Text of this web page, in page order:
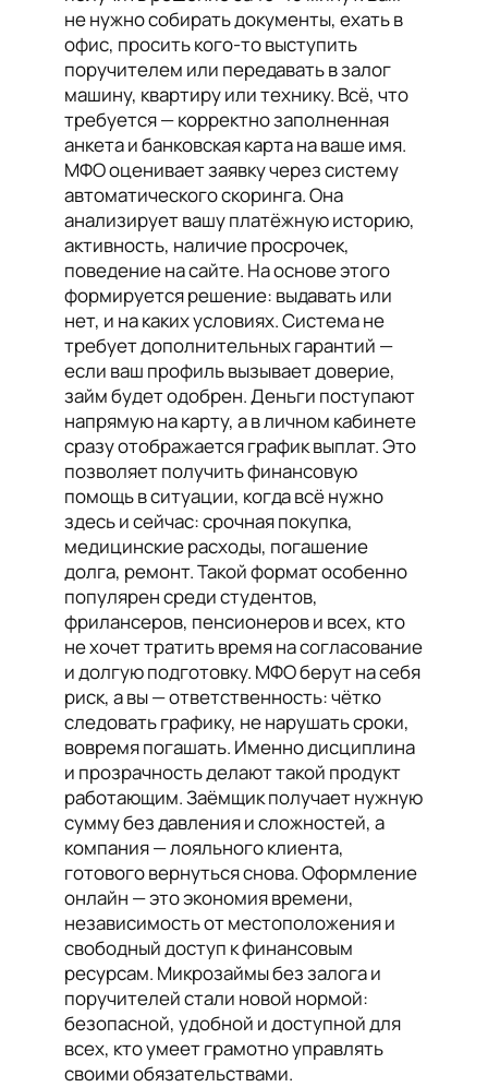
не нужно собирать документы, ехать в
офис, просить кого-то выступить
поручителем или передавать в залог
машину, квартиру или технику. Всё, что
требуется — корректно заполненная
анкета и банковская карта на ваше имя.
МФО оценивает заявку через систему
автоматического скоринга. Она
анализирует вашу платёжную историю,
активность, наличие просрочек,
поведение на сайте. На основе этого
формируется решение: выдавать или
нет, и на каких условиях. Система не
требует дополнительных гарантий —
если ваш профиль вызывает доверие,
займ будет одобрен. Деньги поступают
напрямую на карту, а в личном кабинете
сразу отображается график выплат. Это
позволяет получить финансовую
помощь в ситуации, когда всё нужно
здесь и сейчас: срочная покупка,
медицинские расходы, погашение
долга, ремонт. Такой формат особенно
популярен среди студентов,
фрилансеров, пенсионеров и всех, кто
не хочет тратить время на согласование
и долгую подготовку. МФО берут на себя
риск, а вы — ответственность: чётко
следовать графику, не нарушать сроки,
вовремя погашать. Именно дисциплина
и прозрачность делают такой продукт
работающим. Заёмщик получает нужную
сумму без давления и сложностей, а
компания — лояльного клиента,
готового вернуться снова. Оформление
онлайн — это экономия времени,
независимость от местоположения и
свободный доступ к финансовым
ресурсам. Микрозаймы без залога и
поручителей стали новой нормой:
безопасной, удобной и доступной для
всех, кто умеет грамотно управлять
своими обязательствами.